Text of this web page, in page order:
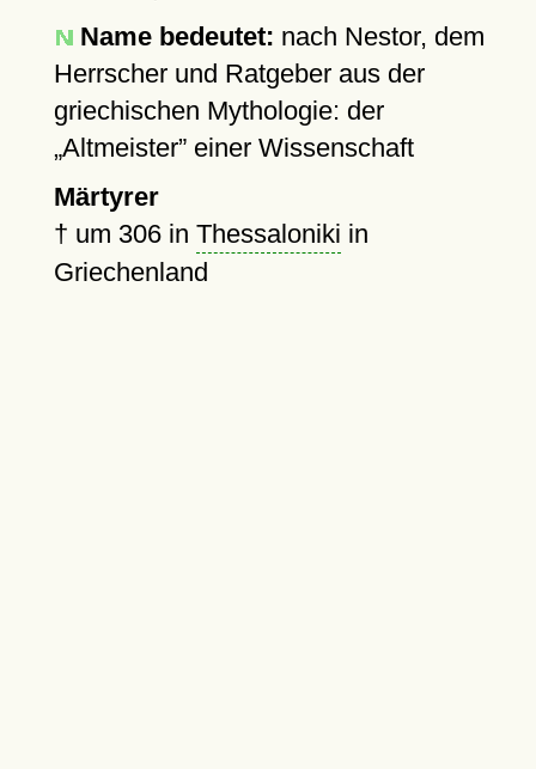
Name bedeutet: nach Nestor, dem
Herrscher und Ratgeber aus der
griechischen Mythologie: der
Altmeister einer Wissenschaft
Märtyrer
† um 306in Thessaloniki in
Griechenland